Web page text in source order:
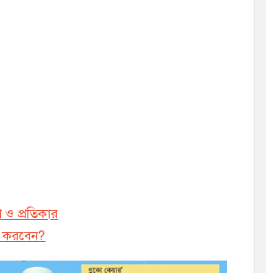
ও প্রতিকার
করবেন?